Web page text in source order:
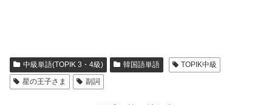
中級単語(TOPIK 3・4級) 韓国語単語
TOPIK中級
星の王子さま
副詞